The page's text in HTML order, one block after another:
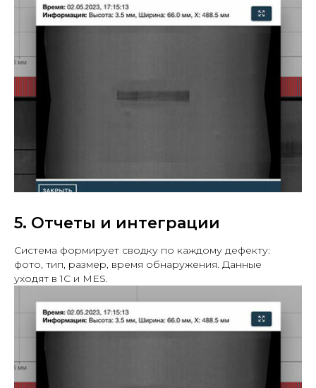
5. Отчеты и интеграции
Система формирует сводку по каждому дефекту:
фото, тип, размер, время обнаружения. Данные
уходят в 1С и MES.